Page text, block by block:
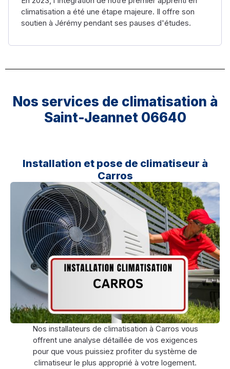
climatisation a été une étape majeure. Il offre son
soutien à Jérémy pendant ses pauses d'études.
Nos services de climatisation à
Saint-Jeannet 06640
Installation et pose de climatiseur à
Carros
Nos installateurs de climatisation à Carros vous
offrent une analyse détaillée de vos exigences
pour que vous puissiez profiter du système de
climatiseur le plus approprié à votre logement.